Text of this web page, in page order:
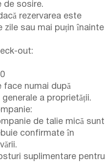
de sosire.
rezervarea este
zile sau mai puțin înainte
out:
face numai după
a proprietății.
de talie mică sunt
confirmate în
suplimentare pentru